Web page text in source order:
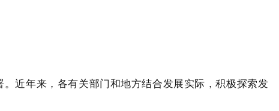
近年来，各有关部门和地方结合发展实际，积极探索发